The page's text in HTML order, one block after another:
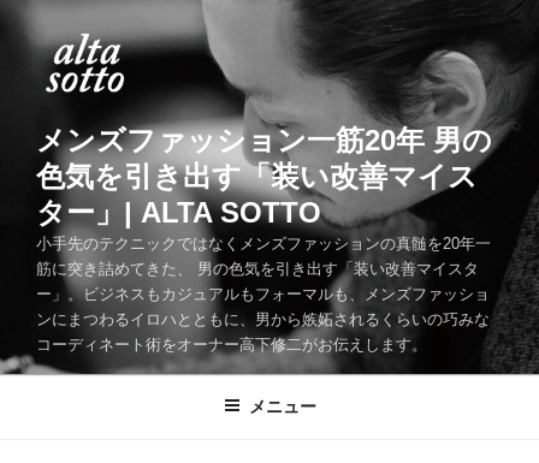
メンズファッション一筋20年 男の
色気を引き出す「装い改善マイス
ター」| ALTA SOTTO
小手先のテクニックではなくメンズファッションの真髄を20年一
筋に突き詰めてきた、 男の色気を引き出す「装い改善マイスタ
ー」。ビジネスもカジュアルもフォーマルも、メンズファッショ
ンにまつわるイロハとともに、男から嫉妬されるくらいの巧みな
コーディネート術をオーナー高下修二がお伝えします。
メニュー